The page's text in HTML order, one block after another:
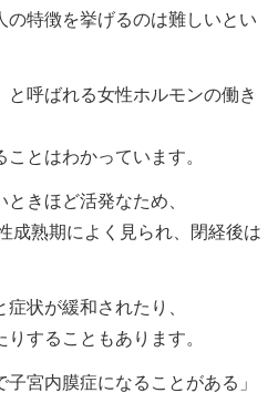
の特徴を挙げるのは難しいとい
と呼ばれる女性ホルモンの働き
とはわかっています。
きほど活発なため、
成熟期によく見られ、閉経後は
状が緩和されたり、
することもあります。
宮内膜症になることがある」